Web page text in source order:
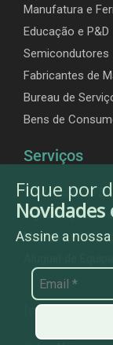
Fique por
Assine a
Manufatura e
Educação e P&D
Semicondutores
Fabricantes de
Bureau de
Bens de
Serviços
Impressão 3D
Digitalização 3D
Medição e
Institucional